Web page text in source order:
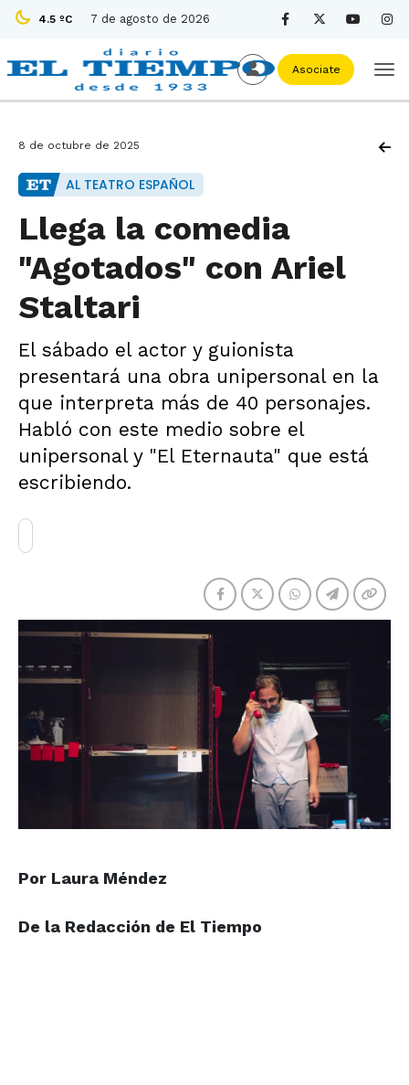
4.5 ºC 7 de agosto de 2026
Asociate
8 de octubre de 2025
AL TEATRO ESPAÑOL
Llega la comedia
"Agotados" con Ariel
Staltari
El sábado el actor y guionista
presentará una obra unipersonal en la
que interpreta más de 40 personajes.
Habló con este medio sobre el
unipersonal y "El Eternauta" que está
escribiendo.
Por Laura Méndez
De la Redacción de El Tiempo